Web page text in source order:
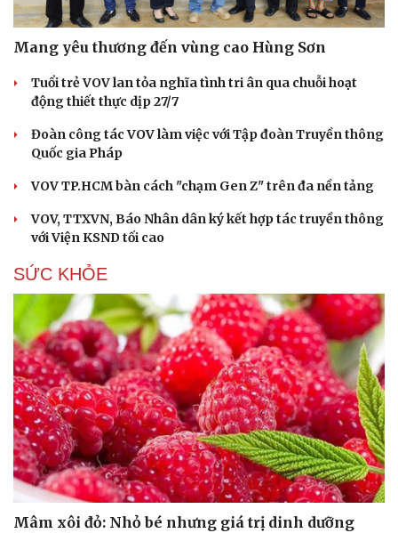
Mang yêu thương đến vùng cao Hùng Sơn
Tuổi trẻ VOV lan tỏa nghĩa tình tri ân qua chuỗi hoạt
động thiết thực dịp 27/7
Đoàn công tác VOV làm việc với Tập đoàn Truyền thông
Quốc gia Pháp
VOV TP.HCM bàn cách "chạm Gen Z" trên đa nền tảng
VOV, TTXVN, Báo Nhân dân ký kết hợp tác truyền thông
với Viện KSND tối cao
SỨC KHỎE
Mâm xôi đỏ: Nhỏ bé nhưng giá trị dinh dưỡng